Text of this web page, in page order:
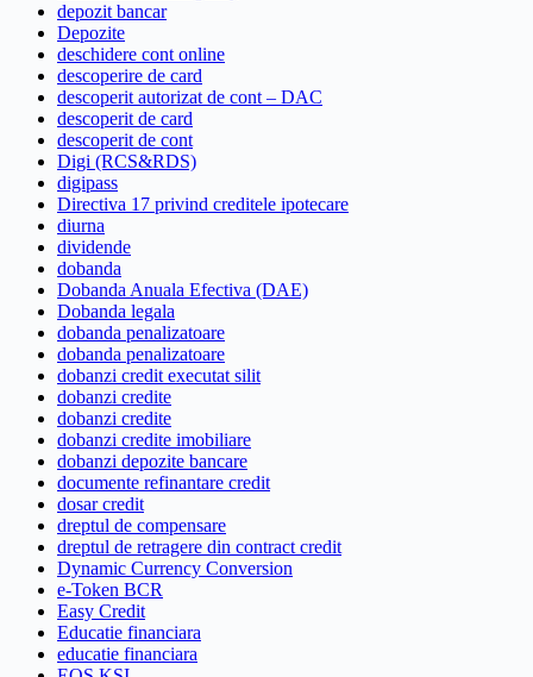
depozit bancar
Depozite
deschidere cont online
descoperire de card
descoperit autorizat de cont – DAC
descoperit de card
descoperit de cont
Digi (RCS&RDS)
digipass
Directiva 17 privind creditele ipotecare
diurna
dividende
dobanda
Dobanda Anuala Efectiva (DAE)
Dobanda legala
dobanda penalizatoare
dobanda penalizatoare
dobanzi credit executat silit
dobanzi credite
dobanzi credite
dobanzi credite imobiliare
dobanzi depozite bancare
documente refinantare credit
dosar credit
dreptul de compensare
dreptul de retragere din contract credit
Dynamic Currency Conversion
e-Token BCR
Easy Credit
Educatie financiara
educatie financiara